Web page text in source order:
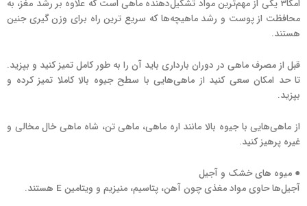
امگا3 یکی از مهم‌ترین مواد تشکیل‌دهنده ماهی است که علاوه بر رشد مغز، به
محافظت از پوست و رشد ماهیچه‌ها که سریع ترین راه برای وزن گیری جنین
هستند.
قبل از مصرف ماهی در دوران بارداری باید آن را به طور کامل تمیز کنید و بپزید.
تا حد امکان سعی کنید از ماهی‌هایی با سطح جیوه بالا کاملا تمیز کرده و
بپزید.
از ماهی‌هایی با جیوه بالا مانند اره ماهی، ماهی تن، شاه ماهی خال مخالی و
غیره پرهیز کنید.
● میوه های خشک و آجیل
آجیل‌ها حاوی مواد مغذی چون آهن، پتاسیم، منیزیم و ویتامین E هستند.